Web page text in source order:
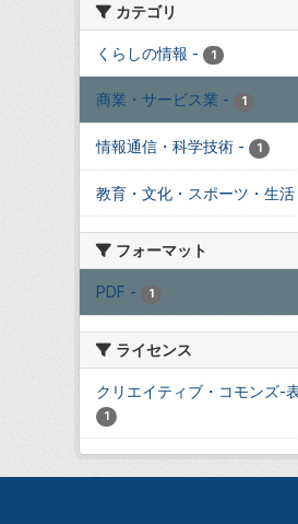
カテゴリ
くらしの情報 - 1
商業・サービス業 - 1
情報通信・科学技術 - 1
教育・文化・スポーツ・生活
フォーマット
PDF - 1
ライセンス
クリエイティブ・コモンズ-
1